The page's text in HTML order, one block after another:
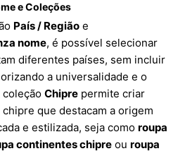
e Coleções
País / Região e
nome, é possível selecionar
diferentes países, sem incluir
a universalidade e o
Chipre permite criar
que destacam a origem
e estilizada, seja como roupa
continentes chipre ou roupa